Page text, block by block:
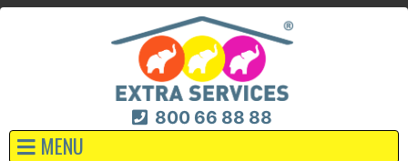
800 66 88 88
MENU